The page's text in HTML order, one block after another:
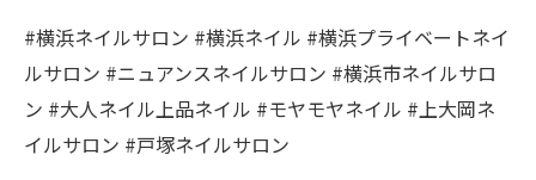
#横浜ネイルサロン #横浜ネイル #横浜プライベートネイ
ルサロン #ニュアンスネイルサロン #横浜市ネイルサロ
ン #大人ネイル上品ネイル #モヤモヤネイル #上大岡ネ
イルサロン #戸塚ネイルサロン